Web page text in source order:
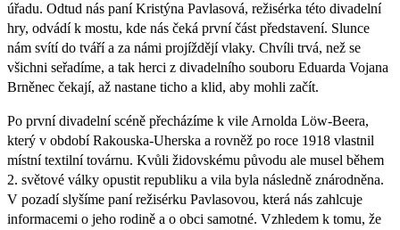
úřadu. Odtud nás paní Kristýna Pavlasová, režisérka této divadelní
hry, odvádí k mostu, kde nás čeká první část představení. Slunce
nám svítí do tváří a za námi projíždějí vlaky. Chvíli trvá, než se
všichni seřadíme, a tak herci z divadelního souboru Eduarda Vojana
Brněnec čekají, až nastane ticho a klid, aby mohli začít.
Po první divadelní scéně přecházíme k vile Arnolda Löw-Beera,
který v období Rakouska-Uherska a rovněž po roce 1918 vlastnil
místní textilní továrnu. Kvůli židovskému původu ale musel během
2. světové války opustit republiku a vila byla následně znárodněna.
V pozadí slyšíme paní režisérku Pavlasovou, která nás zahlcuje
informacemi o jeho rodině a o obci samotné. Vzhledem k tomu, že